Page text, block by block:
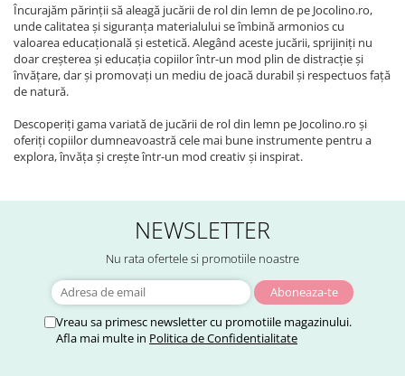
Încurajăm părinții să aleagă jucării de rol din lemn de pe Jocolino.ro,
unde calitatea și siguranța materialului se îmbină armonios cu
valoarea educațională și estetică. Alegând aceste jucării, sprijiniți nu
doar creșterea și educația copiilor într-un mod plin de distracție și
învățare, dar și promovați un mediu de joacă durabil și respectuos față
de natură.
Descoperiți gama variată de jucării de rol din lemn pe Jocolino.ro și
oferiți copiilor dumneavoastră cele mai bune instrumente pentru a
explora, învăța și crește într-un mod creativ și inspirat.
NEWSLETTER
Nu rata ofertele si promotiile noastre
Vreau sa primesc newsletter cu promotiile magazinului.
Afla mai multe in Politica de Confidentialitate